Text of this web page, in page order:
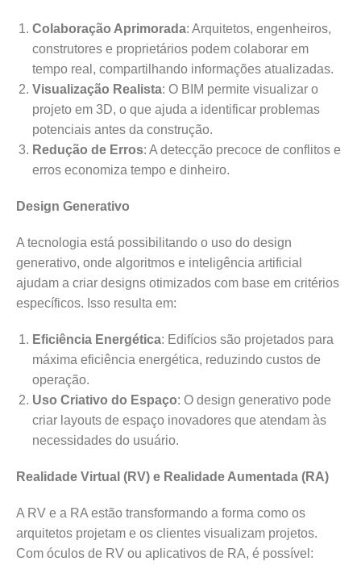
Colaboração Aprimorada: Arquitetos, engenheiros,
construtores e proprietários podem colaborar em
tempo real, compartilhando informações atualizadas.
Visualização Realista: O BIM permite visualizar o
projeto em 3D, o que ajuda a identificar problemas
potenciais antes da construção.
Redução de Erros: A detecção precoce de conflitos e
erros economiza tempo e dinheiro.
Design Generativo
A tecnologia está possibilitando o uso do design
generativo, onde algoritmos e inteligência artificial
ajudam a criar designs otimizados com base em critérios
específicos. Isso resulta em:
Eficiência Energética: Edifícios são projetados para
máxima eficiência energética, reduzindo custos de
operação.
Uso Criativo do Espaço: O design generativo pode
criar layouts de espaço inovadores que atendam às
necessidades do usuário.
Realidade Virtual (RV) e Realidade Aumentada (RA)
A RV e a RA estão transformando a forma como os
arquitetos projetam e os clientes visualizam projetos.
Com óculos de RV ou aplicativos de RA, é possível: